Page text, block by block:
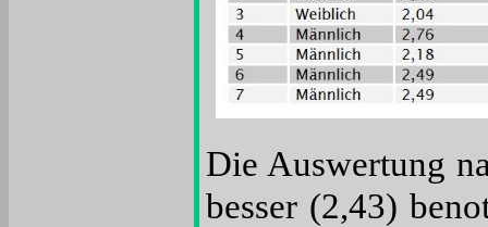
Die Auswertung
besser (2,43)